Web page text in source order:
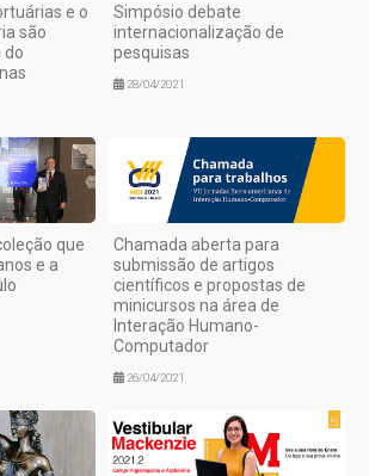
e o
são
do
Simpósio debate
internacionalização de
pesquisas
28/04/2021
que
e a
Chamada aberta para
submissão de artigos
científicos e propostas de
minicursos na área de
Interação Humano-
Computador
26/04/2021